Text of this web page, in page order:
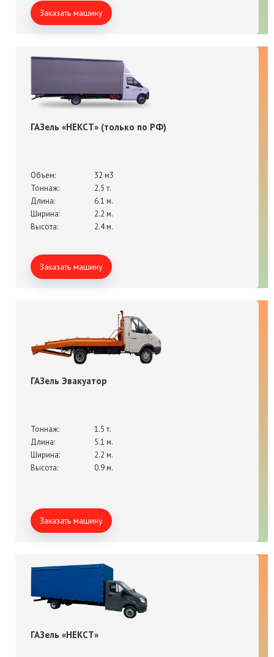
Заказать машину
ГАЗель «НЕКСТ» (только по РФ)
Объем:
32 м3
Тоннаж:
2.5 т.
Длина:
6.1 м.
Ширина:
2.2 м.
Высота:
2.4 м.
Заказать машину
ГАЗель Эвакуатор
Тоннаж:
1.5 т.
Длина:
5.1 м.
Ширина:
2.2 м.
Высота:
0.9 м.
Заказать машину
ГАЗель «НЕКСТ»